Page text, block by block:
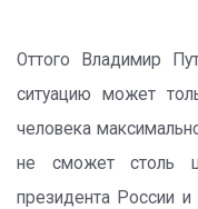
Оттого Владимир
ситуацию может
человека
не сможет столь
президента России и